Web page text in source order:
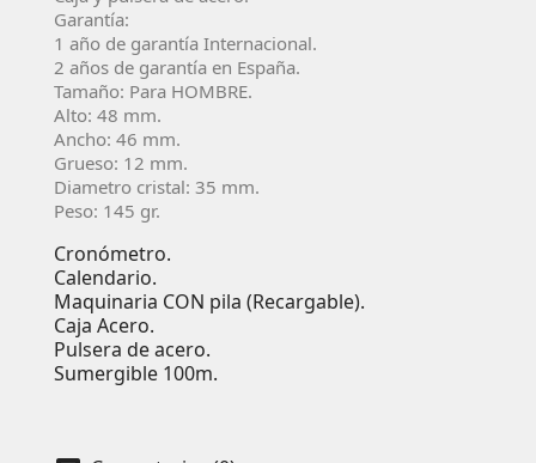
Garantía:
1 año de garantía Internacional.
2 años de garantía en España.
Tamaño: Para HOMBRE.
Alto: 48 mm.
Ancho: 46 mm.
Grueso: 12 mm.
Diametro cristal: 35 mm.
Peso: 145 gr.
Cronómetro.
Calendario.
Maquinaria CON pila (Recargable).
Caja Acero.
Pulsera de acero.
Sumergible 100m.